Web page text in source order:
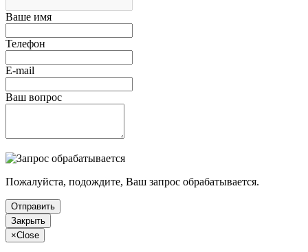
Ваше имя
Телефон
E-mail
Ваш вопрос
Пожалуйста, подождите, Ваш запрос обрабатывается.
Отправить
Закрыть
×Close